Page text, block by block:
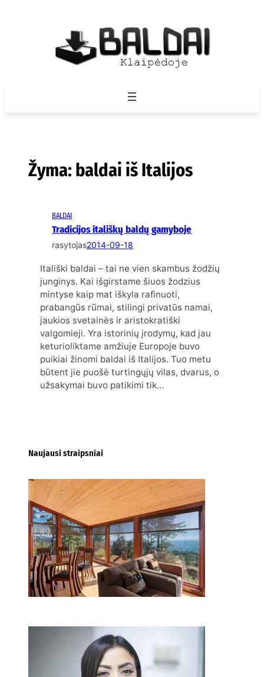
Žyma: baldai iš Italijos
BALDAI
Tradicijos itališkų baldų gamyboje
rasytojas2014-09-18
Itališki baldai – tai ne vien skambus žodžių
junginys. Kai išgirstame šiuos žodzius
mintyse kaip mat iškyla rafinuoti,
prabangūs rūmai, stilingi privatūs namai,
jaukios svetainės ir aristokratiški
valgomieji. Yra istorinių įrodymų, kad jau
keturioliktame amžiuje Europoje buvo
puikiai žinomi baldai iš Italijos. Tuo metu
būtent jie puošė turtingųjų vilas, dvarus, o
užsakymai buvo patikimi tik…
Naujausi straipsniai
Kur nusipirkti medines
žaliuzes Klaipėdoje?
2026-08-01
Kaip miegamojo atmosfera
veikia odos senėjimą?
2026-06-01